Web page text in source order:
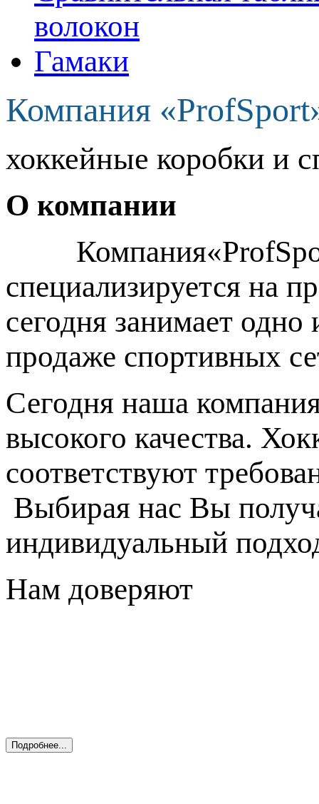
волокон
Гамаки
Компания
хоккейные коробки и
О компании
специализируется на
сегодня занимает
продаже спортивных
Сегодня наша
высокого качества.
соответствуют
Выбирая нас Вы
индивидуальный
Нам доверяют